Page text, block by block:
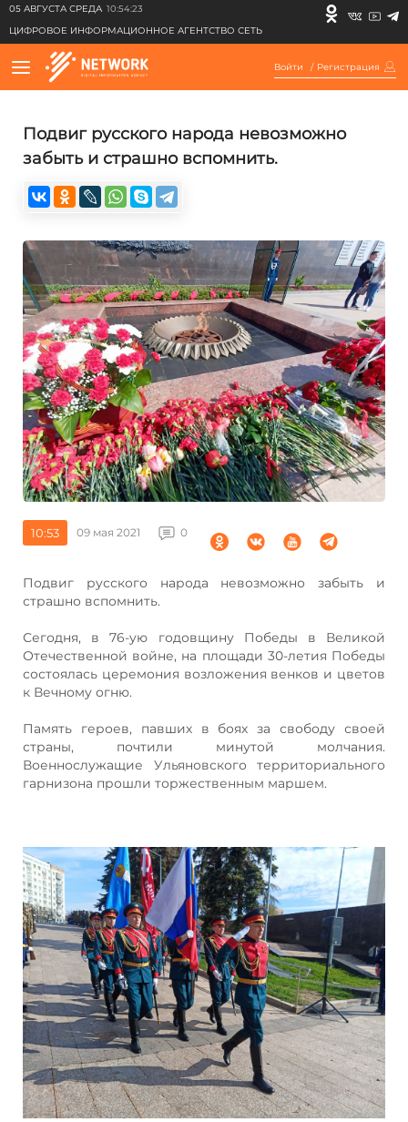
05 АВГУСТА СРЕДА 10:54:23
ЦИФРОВОЕ ИНФОРМАЦИОННОЕ АГЕНТСТВО СЕТЬ
Войти / Регистрация
Подвиг русского народа невозможно
забыть и страшно вспомнить.
10:53 09 мая 2021 0
Подвиг русского народа невозможно забыть и
страшно вспомнить.
Сегодня, в 76-ую годовщину Победы в Великой
Отечественной войне, на площади 30-летия Победы
состоялась церемония возложения венков и цветов
к Вечному огню.
Память героев, павших в боях за свободу своей
страны, почтили минутой молчания.
Военнослужащие Ульяновского территориального
гарнизона прошли торжественным маршем.